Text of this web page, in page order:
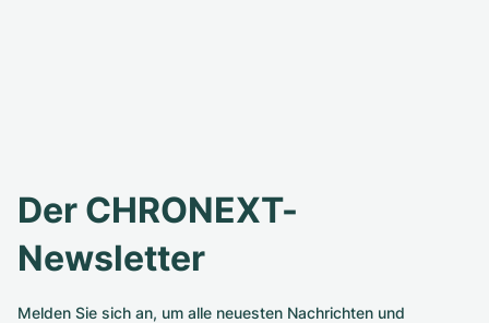
Der CHRONEXT-
Newsletter
Melden Sie sich an, um alle neuesten Nachrichten und